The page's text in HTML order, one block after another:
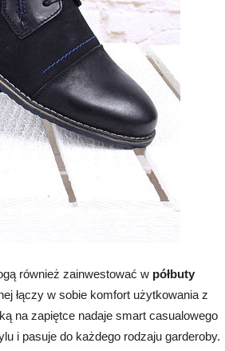
również zainwestować w półbuty
łączy w sobie komfort użytkowania z
na zapiętce nadaje smart casualowego
i pasuje do każdego rodzaju garderoby.